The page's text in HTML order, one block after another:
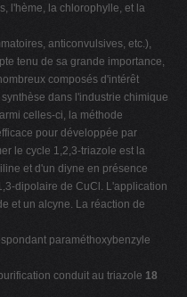
l'hème, la chlorophylle, et la
anticonvulsives, etc.),
tenu de sa grande importance,
composés d'intérêt
dans l'industrie chimique
celles-ci, la méthode
pour développée par
le cycle 1,2,3-triazole est la
et d'un diyne en présence
dipolaire de CuCl. L'application
et un alcyne. La réaction de
paraméthoxybenzyle
conduit au triazole 18